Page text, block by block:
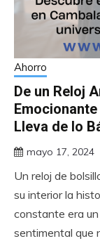
Ahorro
De un Reloj
Lleva de lo
mayo 17, 2024
Un reloj de
su interior la
constante era
sentimental que